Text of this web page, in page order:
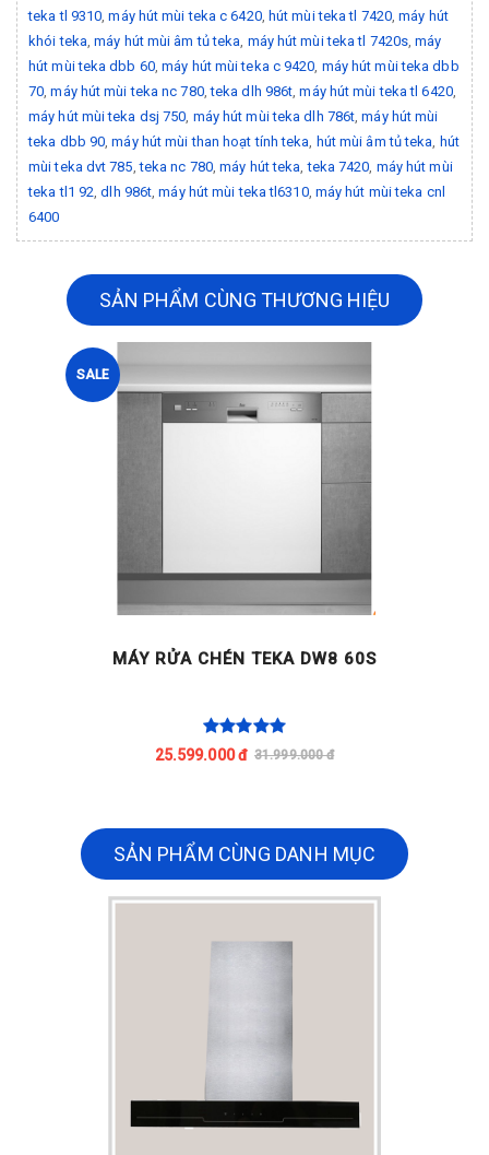
teka tl 9310 ,máy hút mùi teka c 6420, hút mùi teka tl 7420,máy hút
khói teka ,máy hút mùi âm tủ teka máy hút mùi teka tl 7420s ,máy
hút mùi teka dbb 60,máy hút mùi teka c 9420 máy hút mùi teka dbb
70 ,máy hút mùi teka nc 780,teka dlh 986t ,máy hút mùi teka tl 6420,
máy hút mùi teka dsj 750 máy hút mùi teka dlh 786t ,máy hút mùi
teka dbb 90 ,máy hút mùi than hoạt tính teka hút mùi âm tủ teka hút
mùi teka dvt 785 ,teka nc 780,máy hút teka ,teka 7420 máy hút mùi
teka tl1 92 ,dlh 986t ,máy hút mùi teka tl6310, máy hút mùi teka cnl
6400
SẢN PHẨM CÙNG THƯƠNG HIỆU
SALE
MÁY RỬA CHÉN TEKA DW8 60S
25.599.000 đ 31.999.000 đ
SẢN PHẨM CÙNG DANH MỤC